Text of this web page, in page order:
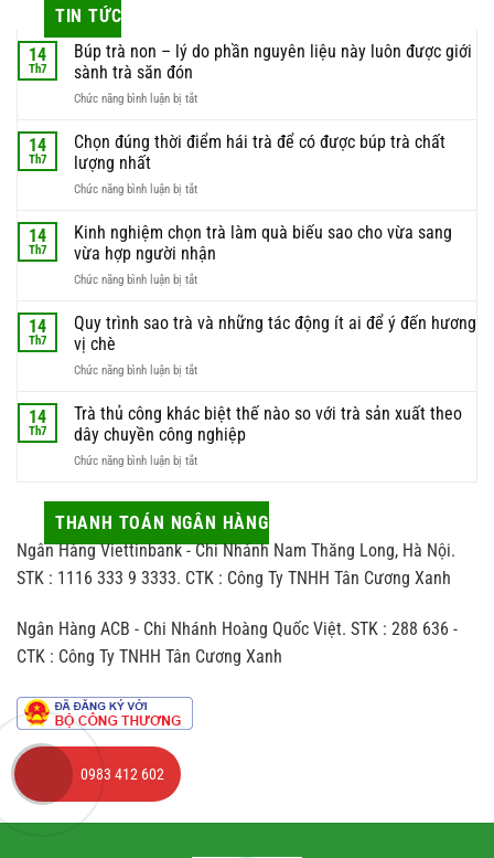
TIN TỨC
14
Th7
Búp trà non – lý do phần nguyên liệu này luôn được giới
sành trà săn đón
Chức năng bình luận bị tắtở
trà
lý
phần
nguyên
liệu
này
được
đón
14
Th7
Chọn đúng thời điểm hái trà để có được búp trà chất
lượng nhất
Chức năng bình luận bị tắtở
đúng
thời
điểm
hái
để
búp
chất
lượng
14
Th7
Kinh nghiệm chọn trà làm quà biếu sao cho vừa sang
vừa hợp người nhận
Chức năng bình luận bị tắtở
nghiệm
làm
biếu
sao
cho
vừa
vừa
hợp
người
nhận
14
Th7
Quy trình sao trà và những tác động ít ai để ý đến hương
vị chè
Chức năng bình luận bị tắtở
trình
trà
và
tác
động
ai
để
hương
vị
14
Th7
Trà thủ công khác biệt thế nào so với trà sản xuất theo
dây chuyền công nghiệp
Chức năng bình luận bị tắtở
công
biệt
thế
với
trà
sản
THANH TOÁN NGÂN HÀNG
Ngân Hàng Viettinbank - Chi Nhánh Nam Thăng Long, Hà Nội.
STK : 1116 333 9 3333. CTK : Công Ty TNHH Tân Cương Xanh
Ngân Hàng ACB - Chi Nhánh Hoàng Quốc Việt. STK : 288 636 -
CTK : Công Ty TNHH Tân Cương Xanh
0983 412 602